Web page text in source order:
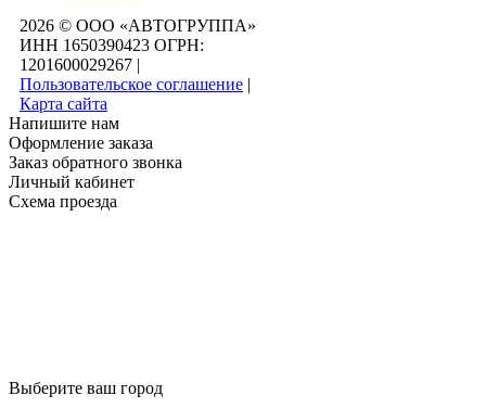
2026 © ООО «АВТОГРУППА»
ИНН 1650390423 ОГРН:
1201600029267 |
Пользовательское соглашение |
Карта сайта
Напишите нам
Оформление заказа
Заказ обратного звонка
Личный кабинет
Схема проезда
Выберите ваш город